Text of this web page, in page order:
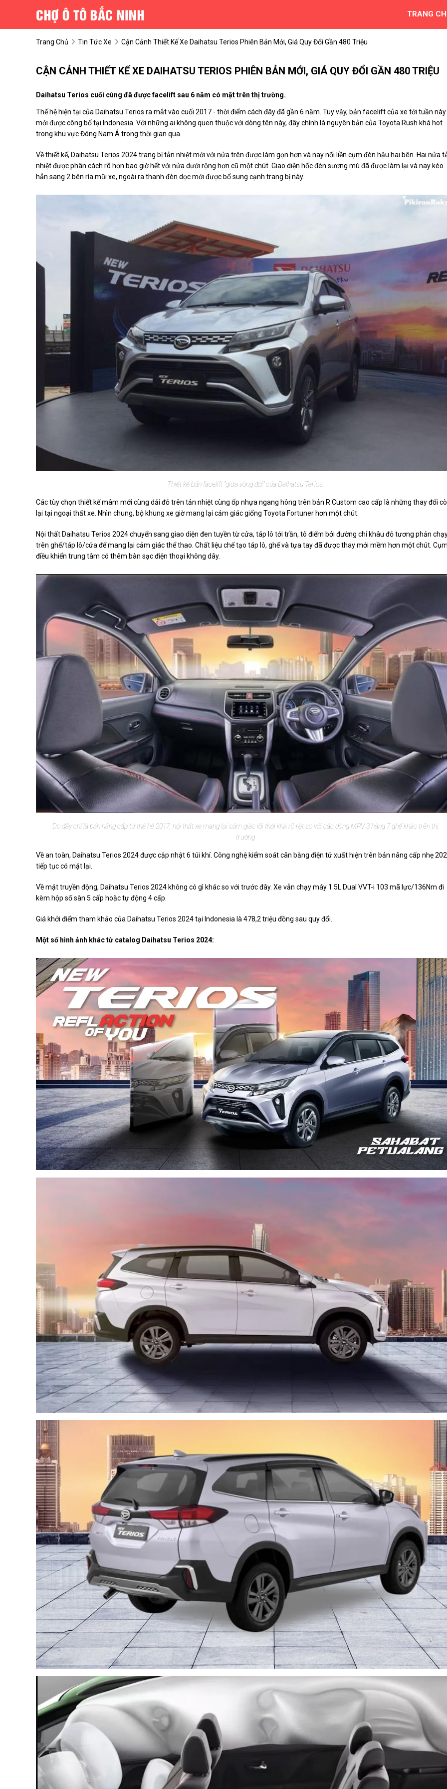
TRANG
Trang Chủ Tin Tức Xe Cận Cảnh Thiết Kế Xe Daihatsu Terios Phiên Bản Mới, Giá Quy Đổi Gần 480 Triệu
CẬN CẢNH THIẾT KẾ XE DAIHATSU TERIOS PHIÊN BẢN MỚI, GIÁ QUY ĐỔI GẦN 480 TRIỆU
Daihatsu Terios cuối cùng đã được facelift sau 6 năm có mặt trên thị trường.
Thế hệ hiện tại của Daihatsu Terios ra mắt vào cuối 2017 - thời điểm cách đây đã gần 6 năm. Tuy vậy, bản facelift của xe tới tuần này
mới được công bố tại Indonesia. Với những ai không quen thuộc với dòng tên này, đây chính là nguyên bản của Toyota Rush khá hot
trong khu vực Đông Nam Á trong thời gian qua.
Về thiết kế, Daihatsu Terios 2024 trang bị tản nhiệt mới với nửa trên được làm gọn hơn và nay nối liền cụm đèn hậu hai bên. Hai nửa
nhiệt được phân cách rõ hơn bao giờ hết với nửa dưới rộng hơn cũ một chút. Giao diện hốc đèn sương mù đã được làm lại và nay kéo
hẳn sang 2 bên rìa mũi xe, ngoài ra thanh đèn dọc mới được bổ sung cạnh trang bị này.
Thiết kế bản facelift "giữa vòng đời" của Daihatsu Terios.
Các tùy chọn thiết kế mâm mới cùng dải đỏ trên tản nhiệt cùng ốp nhựa ngang hông trên bản R Custom cao cấp là những thay đổi
lại tại ngoại thất xe. Nhìn chung, bộ khung xe giờ mang lại cảm giác giống Toyota Fortuner hơn một chút.
Nội thất Daihatsu Terios 2024 chuyển sang giao diện đen tuyền từ cửa, táp lô tới trần, tô điểm bởi đường chỉ khâu đỏ tương phản
trên ghế/táp lô/cửa để mang lại cảm giác thể thao. Chất liệu chế tạo táp lô, ghế và tựa tay đã được thay mới mềm hơn một chút.
điều khiển trung tâm có thêm bàn sạc điện thoại không dây.
Do đây chỉ là bản nâng cấp từ thế hệ 2017, nội thất xe mang lại cảm giác lỗi thời khá rõ rệt so với các dòng MPV 3 hàng 7 ghế khác trên thị
trường
Về an toàn, Daihatsu Terios 2024 được cập nhật 6 túi khí. Công nghệ kiểm soát cân bằng điện tử xuất hiện trên bản nâng cấp nhẹ
tiếp tục có mặt lại.
Về mặt truyền động, Daihatsu Terios 2024 không có gì khác so với trước đây. Xe vẫn chạy máy 1.5L Dual VVT-i 103 mã lực/136Nm đi
kèm hộp số sàn 5 cấp hoặc tự động 4 cấp.
Giá khởi điểm tham khảo của Daihatsu Terios 2024 tại Indonesia là 478,2 triệu đồng sau quy đổi.
Một số hình ảnh khác từ catalog Daihatsu Terios 2024: